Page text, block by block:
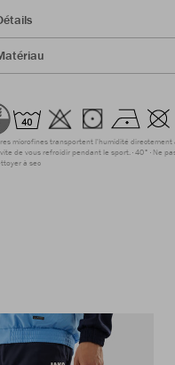
microfines transportent l'humidité directement
de vous refroidir pendant le sport. 40° Ne
à sec